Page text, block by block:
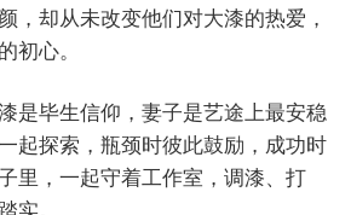
，却从未改变他们对大漆的热爱，
初心。
是毕生信仰，妻子是艺途上最安稳
探索，瓶颈时彼此鼓励，成功时
里，一起守着工作室，调漆、打
实。